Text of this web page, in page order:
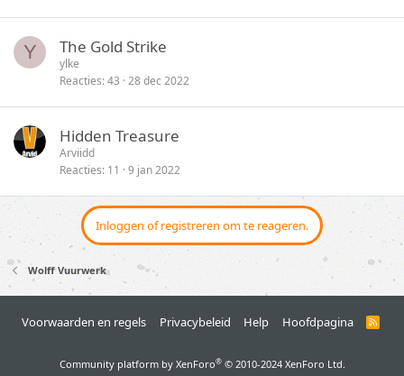
Y The Gold Strike
ylke
Reacties 43 28 dec 2022
Hidden Treasure
Arviidd
Reacties 11 9 jan 2022
Inloggen of registreren om te reageren.
Wolff Vuurwerk
Voorwaarden en regels Privacybeleid Help Hoofdpagina
R
Community platform by XenForo® © 2010-2024 XenForo Ltd.